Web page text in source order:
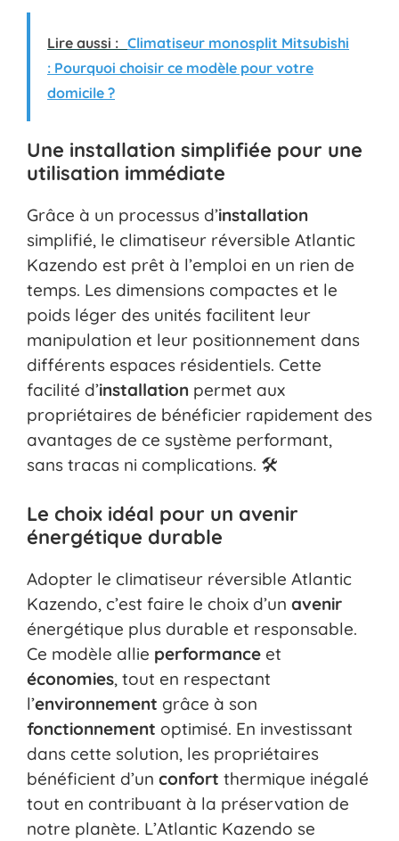
Lire aussi : Climatiseur monosplit Mitsubishi
: Pourquoi choisir ce modèle pour votre
domicile ?
Une installation simplifiée pour une
utilisation immédiate
Grâce à un processus d’installation
simplifié, le climatiseur réversible Atlantic
Kazendo est prêt à l’emploi en un rien de
temps. Les dimensions compactes et le
poids léger des unités facilitent leur
manipulation et leur positionnement dans
différents espaces résidentiels. Cette
facilité d’installation permet aux
propriétaires de bénéficier rapidement des
avantages de ce système performant,
sans tracas ni complications. 🛠️
Le choix idéal pour un avenir
énergétique durable
Adopter le climatiseur réversible Atlantic
Kazendo, c’est faire le choix d’un avenir
énergétique plus durable et responsable.
Ce modèle allie performance et
économies, tout en respectant
l’environnement grâce à son
fonctionnement optimisé. En investissant
dans cette solution, les propriétaires
bénéficient d’un confort thermique inégalé
tout en contribuant à la préservation de
notre planète. L’Atlantic Kazendo se